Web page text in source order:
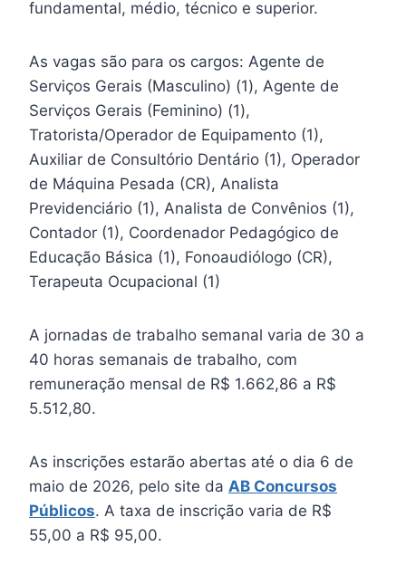
fundamental, médio, técnico e superior.
As vagas são para os cargos: Agente de
Serviços Gerais (Masculino) (1), Agente de
Serviços Gerais (Feminino) (1),
Tratorista/Operador de Equipamento (1),
Auxiliar de Consultório Dentário (1), Operador
de Máquina Pesada (CR), Analista
Previdenciário (1), Analista de Convênios (1),
Contador (1), Coordenador Pedagógico de
Educação Básica (1), Fonoaudiólogo (CR),
Terapeuta Ocupacional (1)
A jornadas de trabalho semanal varia de 30 a
40 horas semanais de trabalho, com
remuneração mensal de R$ 1.662,86 a R$
5.512,80.
As inscrições estarão abertas até o dia 6 de
maio de 2026, pelo site da AB Concursos
Públicos. A taxa de inscrição varia de R$
55,00 a R$ 95,00.